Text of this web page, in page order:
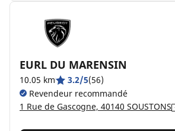
EURL DU MARENSIN
10.05 km 3.2/5(56)
Revendeur recommandé
1 Rue de Gascogne, 40140 SOUSTONS